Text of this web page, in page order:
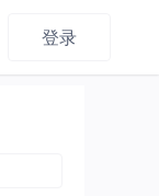
登录